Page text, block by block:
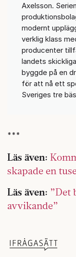
Axelsson.
modernt
verklig klass
producenter
landets
byggde på en
för att nå ett
Sveriges tre
***
Läs även:
skapade en
Läs även: ”Det
avvikande”